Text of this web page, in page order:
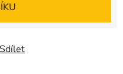
Sdílet